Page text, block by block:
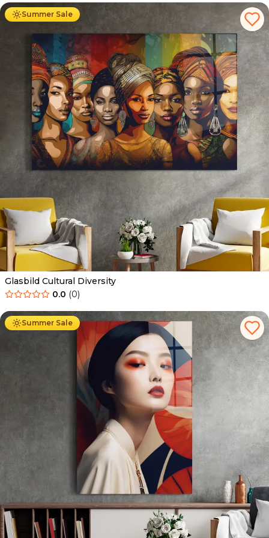
Summer Sale
Glasbild Cultural Diversity
0.0 (0)
Summer Sale
Ab 69.90 € 44.90